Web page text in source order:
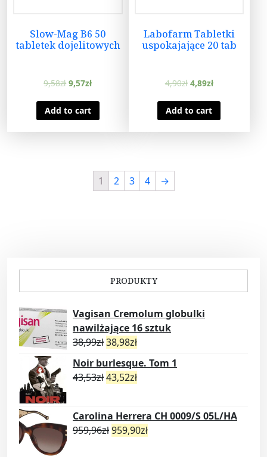
Slow-Mag B6 50
tabletek dojelitowych
9,58zł 9,57zł
Add to cart
Labofarm Tabletki
uspokajające 20 tab
4,90zł 4,89zł
Add to cart
1 2 3 4 →
PRODUKTY
Vagisan Cremolum globulki
nawilżające 16 sztuk
38,99zł38,98zł
Noir burlesque. Tom 1
43,53zł43,52zł
Carolina Herrera CH 0009/S 05L/HA
959,96zł959,90zł